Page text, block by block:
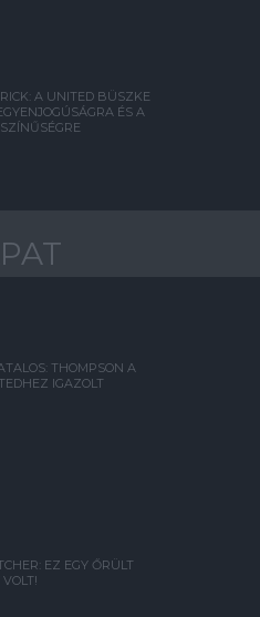
A UNITED BÜSZKE
ÉS A
THOMPSON A
IGAZOLT
EZ EGY ŐRÜLT